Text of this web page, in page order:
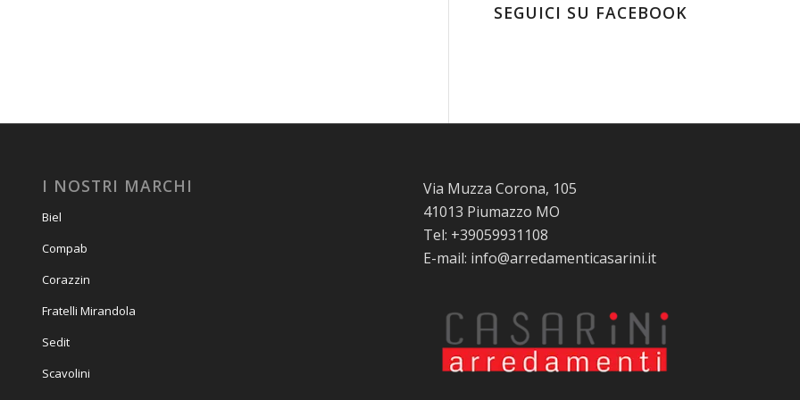
SEGUICI SU FACEBOOK
I NOSTRI MARCHI
Biel
Compab
Corazzin
Fratelli Mirandola
Sedit
Scavolini
Via Muzza Corona, 105
41013 Piumazzo MO
Tel: +39059931108
E-mail: info@arredamenticasarini.it